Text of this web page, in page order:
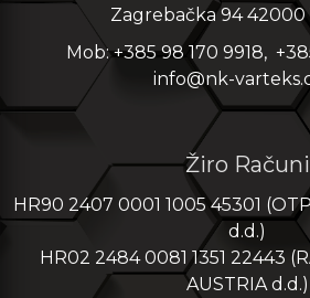
Zagrebačka 94 42000
Mob: +385 98 170 9918,
info@nk-
Žiro Računi
HR90 2407 0001 1005 45301
d.d.)
HR02 2484 0081 1351 22443
AUSTRIA d.d.)